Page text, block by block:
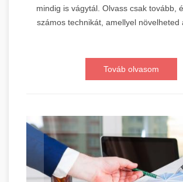
mindig is vágytál. Olvass csak tovább,
számos technikát, amellyel növelheted
Továb olvasom